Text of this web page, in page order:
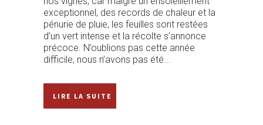
exceptionnel, des records de chaleur et la
pénurie de pluie, les feuilles sont restées
d’un vert intense et la récolte s’annonce
précoce. N’oublions pas cette année
difficile, nous n’avons pas été...